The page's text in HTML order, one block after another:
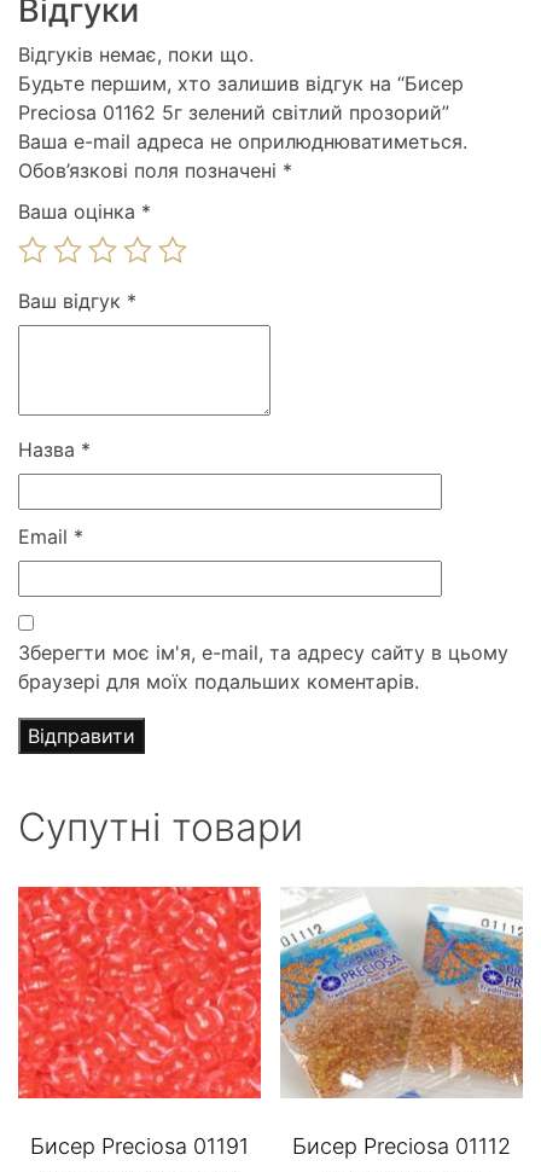
Відгуки
Відгуків немає, поки що.
Будьте першим, хто залишив відгук на “Бисер
Preciosa 01162 5г зелений світлий прозорий”
Ваша e-mail адреса не оприлюднюватиметься.
Обов’язкові поля позначені *
Ваша оцінка *
Ваш відгук *
Назва *
Email *
Зберегти моє ім'я, e-mail, та адресу сайту в цьому
браузері для моїх подальших коментарів.
Супутні товари
Бисер Preciosa 01191
Бисер Preciosa 01112